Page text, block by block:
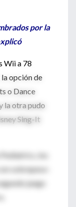
por la
Wii a 78
opción de
o Dance
la otra pudo
Sing-It
los
sobrepeso-
juego